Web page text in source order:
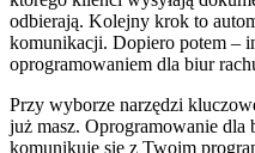
odbierają. Kolejny krok to
komunikacji. Dopiero potem –
oprogramowaniem dla biur
Przy wyborze narzędzi
już masz. Oprogramowanie
komunikuje się z Twoim